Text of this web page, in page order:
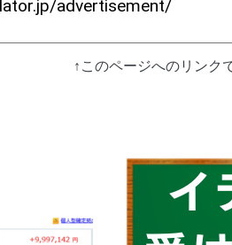
↑このページへのリンク